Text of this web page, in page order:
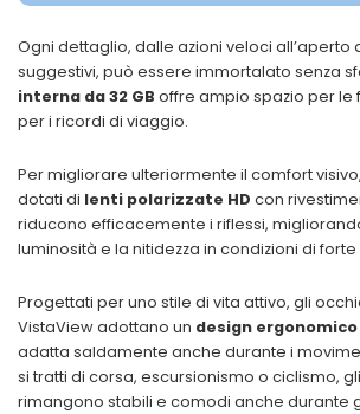
Ogni dettaglio, dalle azioni veloci all’aperto
suggestivi, può essere immortalato senza
interna da 32 GB offre ampio spazio per le
per i ricordi di viaggio.
Per migliorare ulteriormente il comfort
dotati di lenti polarizzate HD con
riducono efficacemente i riflessi,
luminosità e la nitidezza in condizioni di
Progettati per uno stile di vita attivo, gli
VistaView adottano un design
adatta saldamente anche durante i
si tratti di corsa, escursionismo o ciclismo,
rimangono stabili e comodi anche durante